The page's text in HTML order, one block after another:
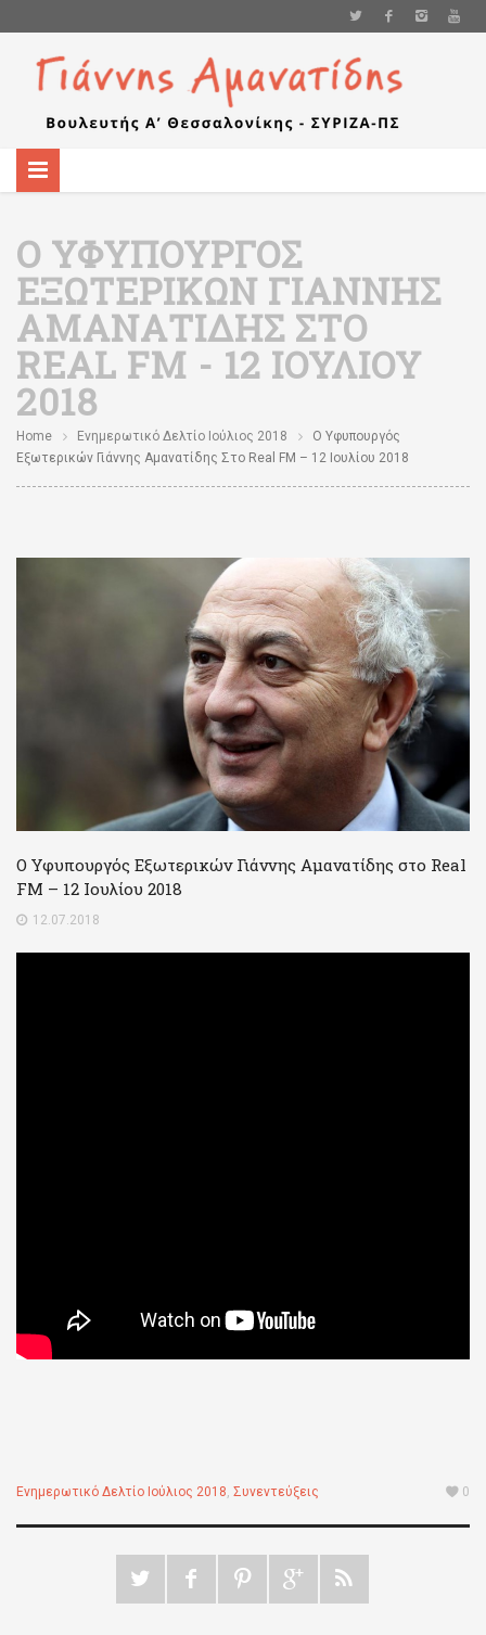
Ο ΥΦΥΠΟΥΡΓΌΣ
ΕΞΩΤΕΡΙΚΏΝ ΓΙΆΝΝΗΣ
ΑΜΑΝΑΤΊΔΗΣ ΣΤΟ
REAL FM - 12 ΙΟΥΛΊΟΥ
2018
Home Ενημερωτικό Δελτίο Ιούλιος 2018
Ο Υφυπουργός
Εξωτερικών Γιάννης Αμανατίδης Στο Real FM – 12 Ιουλίου 2018
Ο Υφυπουργός Εξωτερικών Γιάννης Αμανατίδης στο Real
FM – 12 Ιουλίου 2018
12.07.2018
Ενημερωτικό Δελτίο Ιούλιος 2018, Συνεντεύξεις 0